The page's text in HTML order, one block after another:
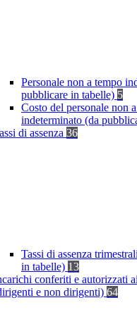
Personale non a tempo
pubblicare in tabelle) 5
Costo del personale non
indeterminato (da
di assenza 36
Tassi di assenza
in tabelle) 13
conferiti e autorizzati
e non dirigenti) 64